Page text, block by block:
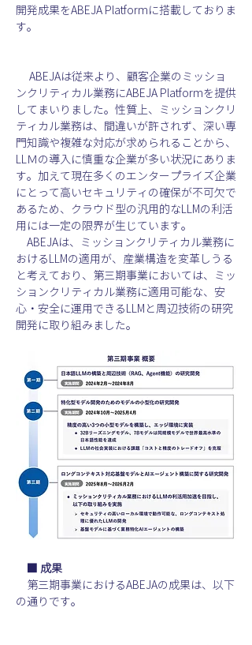
開発成果をABEJA Platformに搭載しておりま
す。
ABEJAは従来より、顧客企業のミッショ
ンクリティカル業務にABEJA Platformを提供
してまいりました。性質上、ミッションクリ
ティカル業務は、間違いが許されず、深い専
門知識や複雑な対応が求められることから、
LLＭの導入に慎重な企業が多い状況にありま
す。加えて現在多くのエンタープライズ企業
にとって高いセキュリティの確保が不可欠で
あるため、クラウド型の汎用的なLLMの利活
用には一定の限界が生じています。
ABEJAは、ミッションクリティカル業務に
おけるLLMの適用が、産業構造を変革しうる
と考えており、第三期事業においては、ミッ
ションクリティカル業務に適用可能な、安
心・安全に運用できるLLMと周辺技術の研究
開発に取り組みました。
■ 成果
第三期事業におけるABEJAの成果は、以下
の通りです。